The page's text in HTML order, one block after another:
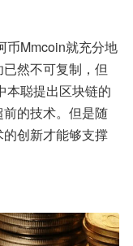
币Mmcoin就充分地
然不可复制，但
本聪提出区块链的
的技术。但是随
创新才能够支撑